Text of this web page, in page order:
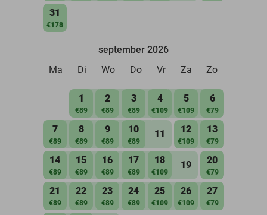
31
€178
september 2026
Ma
Di Wo Do Vr Za Zo
1
€89
2
€89
3
€89
4
€109
5
€109
6
€79
7
€89
8
€89
9
€89
10
€89
11 12
€109
13
€79
14
€89
15
€89
16
€89
17
€89
18
€109
19 20
€79
21
€89
22
€89
23
€89
24
€89
25
€109
26
€109
27
€79